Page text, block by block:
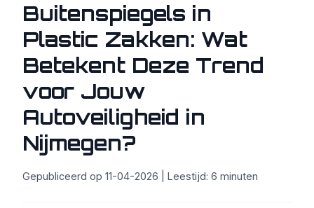
Buitenspiegels in
Plastic Zakken: Wat
Betekent Deze Trend
voor Jouw
Autoveiligheid in
Nijmegen?
Gepubliceerd op 11-04-2026 | Leestijd: 6 minuten